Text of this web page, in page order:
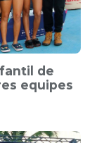
de
equipes